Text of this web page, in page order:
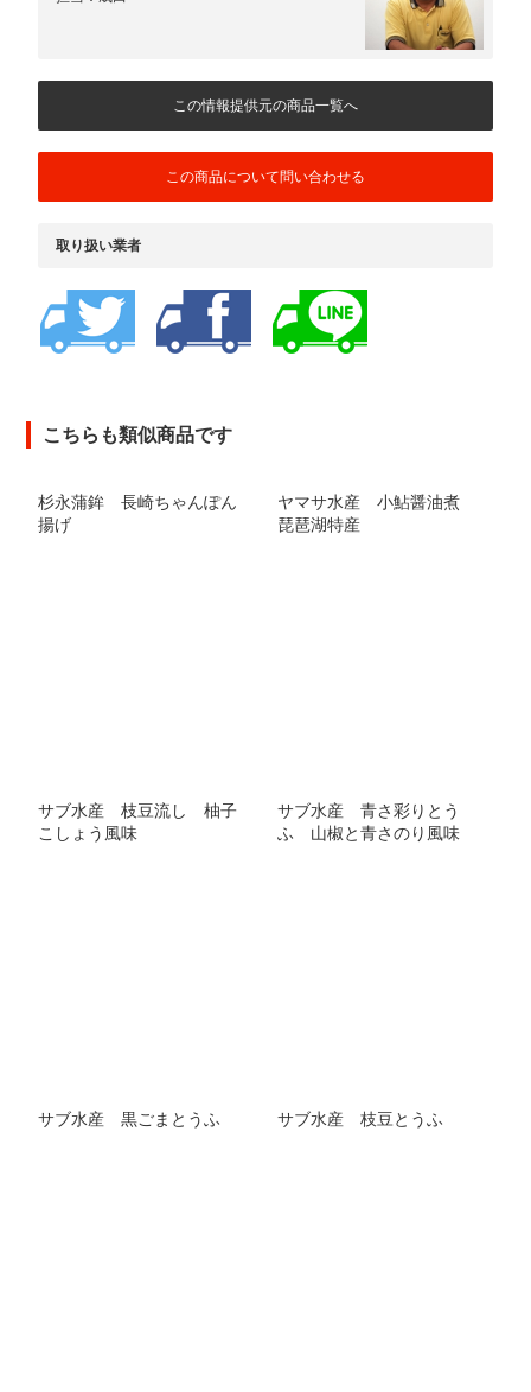
この情報提供元の商品一覧へ
この商品について問い合わせる
取り扱い業者
こちらも類似商品です
杉永蒲鉾 長崎ちゃんぽん
揚げ
ヤマサ水産 小鮎醤油煮
琵琶湖特産
サブ水産 枝豆流し 柚子
こしょう風味
サブ水産 青さ彩りとう
ふ 山椒と青さのり風味
サブ水産 黒ごまとうふ サブ水産 枝豆とうふ